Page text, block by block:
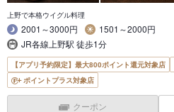
上野で本格ウイグル料理
2001～3000円
1501～2000円
JR各線上野駅 徒歩1分
【アプリ予約限定】最大800ポイント還元対象店
ポイントプラス対象店
クーポン